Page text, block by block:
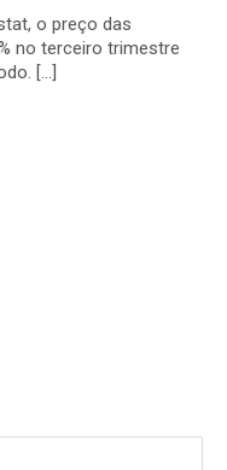
o preço das
no terceiro trimestre
[…]